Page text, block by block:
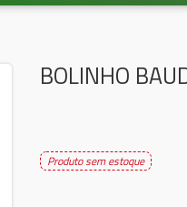
BOLINHO
Produto sem estoque